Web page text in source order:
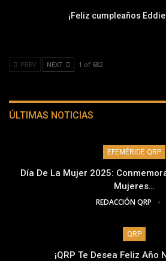
¡Feliz cumpleaños
PREV NEXT 1 of 682
ÚLTIMAS NOTICIAS
EFEMÉRIDE QRP
Día De La Mujer 2025:
Mujeres…
REDACCIÓN QRP
QRP
¡QRP Te Desea Feliz Año